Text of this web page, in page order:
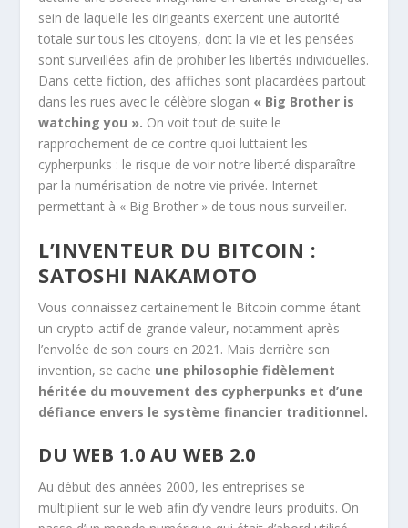
sein de laquelle les dirigeants exercent une autorité
totale sur tous les citoyens, dont la vie et les pensées
sont surveillées afin de prohiber les libertés individuelles.
Dans cette fiction, des affiches sont placardées partout
dans les rues avec le célèbre slogan « Big Brother is
watching you ». On voit tout de suite le
rapprochement de ce contre quoi luttaient les
cypherpunks : le risque de voir notre liberté disparaître
par la numérisation de notre vie privée. Internet
permettant à « Big Brother » de tous nous surveiller.
L’INVENTEUR DU BITCOIN :
SATOSHI NAKAMOTO
Vous connaissez certainement le Bitcoin comme étant
un crypto-actif de grande valeur, notamment après
l’envolée de son cours en 2021. Mais derrière son
invention, se cache une philosophie fidèlement
héritée du mouvement des cypherpunks et d’une
défiance envers le système financier traditionnel.
DU WEB 1.0 AU WEB 2.0
Au début des années 2000, les entreprises se
multiplient sur le web afin d’y vendre leurs produits. On